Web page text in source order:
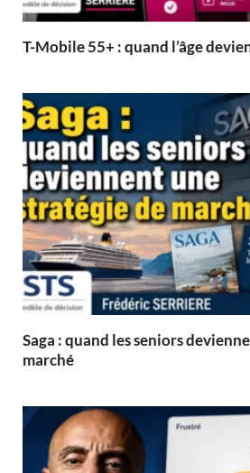
T-Mobile 55+ : quand l’âge
Saga : quand les seniors
marché